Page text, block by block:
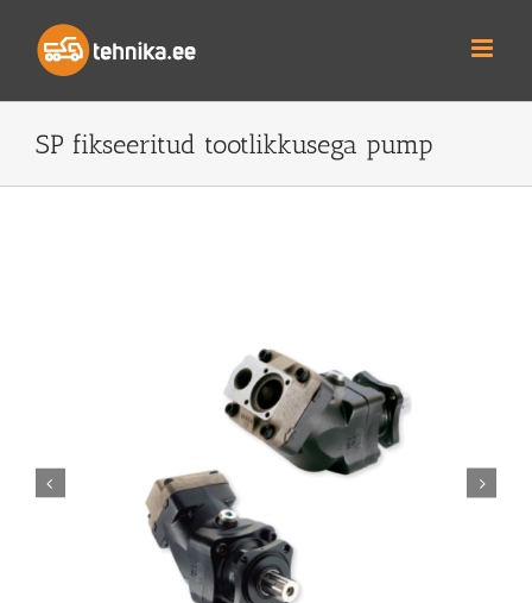
content
SP fikseeritud tootlikkusega pump
 